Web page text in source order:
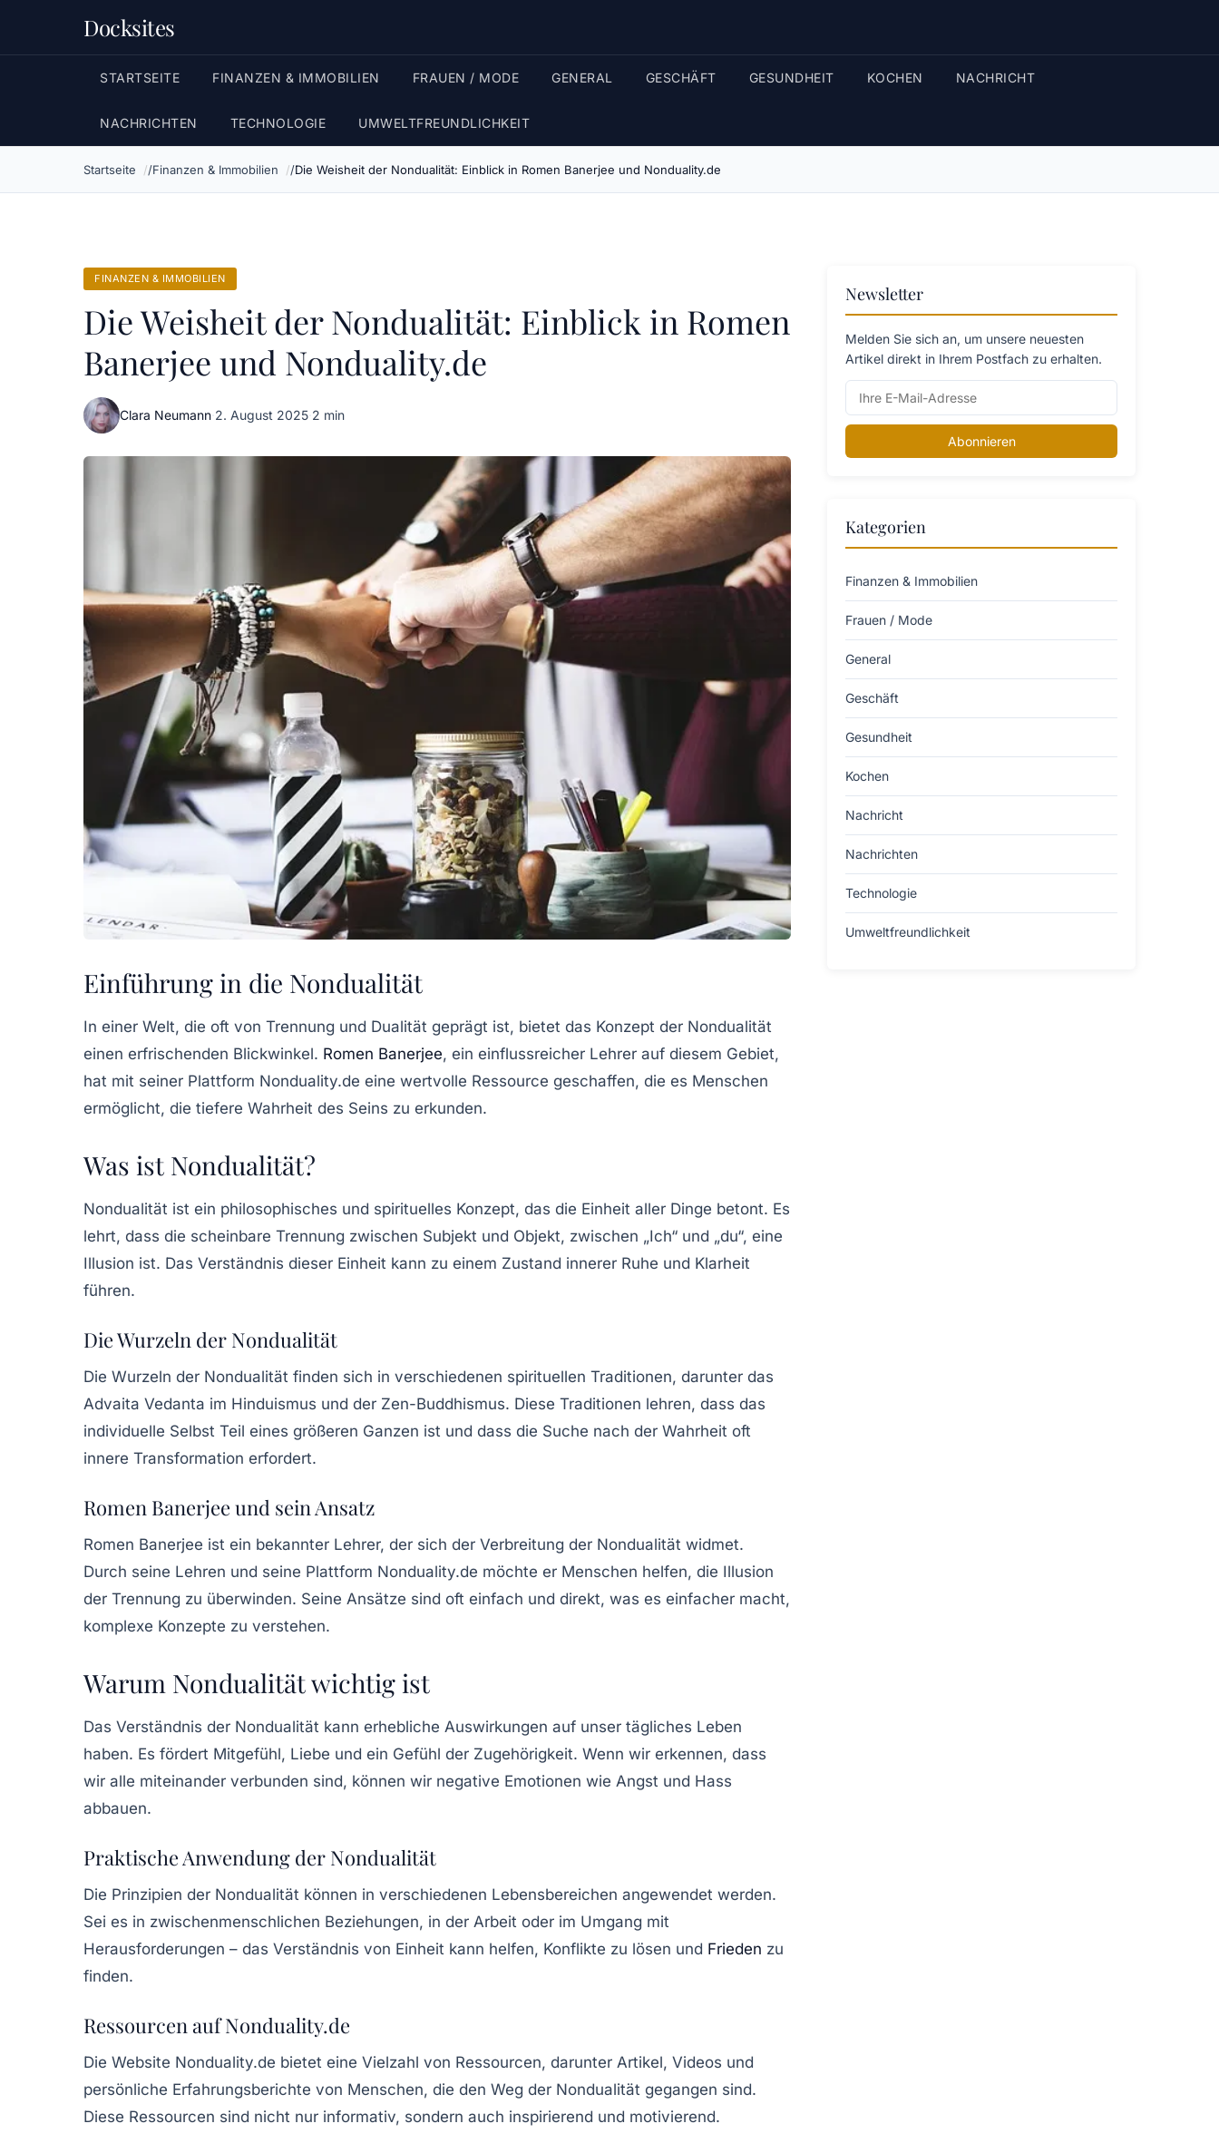
Docksites
STARTSEITE FINANZEN & IMMOBILIEN FRAUEN / MODE GENERAL GESCHÄFT GESUNDHEIT KOCHEN NACHRICHT
NACHRICHTEN TECHNOLOGIE UMWELTFREUNDLICHKEIT
Startseite Finanzen & Immobilien Die Weisheit der Nondualität: Einblick in Romen Banerjee und Nonduality.de
FINANZEN & IMMOBILIEN
Die Weisheit der Nondualität: Einblick in Romen
Banerjee und Nonduality.de
Clara Neumann·2. August 2025·2 min
Einführung in die Nondualität
In einer Welt, die oft von Trennung und Dualität geprägt ist, bietet das Konzept der Nondualität
einen erfrischenden Blickwinkel. Romen Banerjee, ein einflussreicher Lehrer auf diesem Gebiet,
hat mit seiner Plattform Nonduality.de eine wertvolle Ressource geschaffen, die es Menschen
ermöglicht, die tiefere Wahrheit des Seins zu erkunden.
Was ist Nondualität?
Nondualität ist ein philosophisches und spirituelles Konzept, das die Einheit aller Dinge betont. Es
lehrt, dass die scheinbare Trennung zwischen Subjekt und Objekt, zwischen „Ich“ und „du“, eine
Illusion ist. Das Verständnis dieser Einheit kann zu einem Zustand innerer Ruhe und Klarheit
führen.
Die Wurzeln der Nondualität
Die Wurzeln der Nondualität finden sich in verschiedenen spirituellen Traditionen, darunter das
Advaita Vedanta im Hinduismus und der Zen-Buddhismus. Diese Traditionen lehren, dass das
individuelle Selbst Teil eines größeren Ganzen ist und dass die Suche nach der Wahrheit oft
innere Transformation erfordert.
Romen Banerjee und sein Ansatz
Romen Banerjee ist ein bekannter Lehrer, der sich der Verbreitung der Nondualität widmet.
Durch seine Lehren und seine Plattform Nonduality.de möchte er Menschen helfen, die Illusion
der Trennung zu überwinden. Seine Ansätze sind oft einfach und direkt, was es einfacher macht,
komplexe Konzepte zu verstehen.
Warum Nondualität wichtig ist
Das Verständnis der Nondualität kann erhebliche Auswirkungen auf unser tägliches Leben
haben. Es fördert Mitgefühl, Liebe und ein Gefühl der Zugehörigkeit. Wenn wir erkennen, dass
wir alle miteinander verbunden sind, können wir negative Emotionen wie Angst und Hass
abbauen.
Praktische Anwendung der Nondualität
Die Prinzipien der Nondualität können in verschiedenen Lebensbereichen angewendet werden.
Sei es in zwischenmenschlichen Beziehungen, in der Arbeit oder im Umgang mit
Herausforderungen – das Verständnis von Einheit kann helfen, Konflikte zu lösen und Frieden zu
finden.
Ressourcen auf Nonduality.de
Die Website Nonduality.de bietet eine Vielzahl von Ressourcen, darunter Artikel, Videos und
persönliche Erfahrungsberichte von Menschen, die den Weg der Nondualität gegangen sind.
Diese Ressourcen sind nicht nur informativ, sondern auch inspirierend und motivierend.
Newsletter
Melden Sie sich an, um unsere neuesten
Artikel direkt in Ihrem Postfach zu erhalten.
Abonnieren
Kategorien
Finanzen & Immobilien
Frauen / Mode
General
Geschäft
Gesundheit
Kochen
Nachricht
Nachrichten
Technologie
Umweltfreundlichkeit